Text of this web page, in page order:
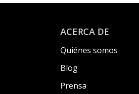
ACERCA DE
Quiénes somos
Blog
Prensa